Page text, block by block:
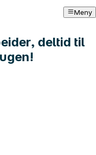
Meny
deltid til